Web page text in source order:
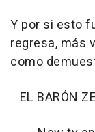
Y por si esto
regresa, más
como
EL BARÓN